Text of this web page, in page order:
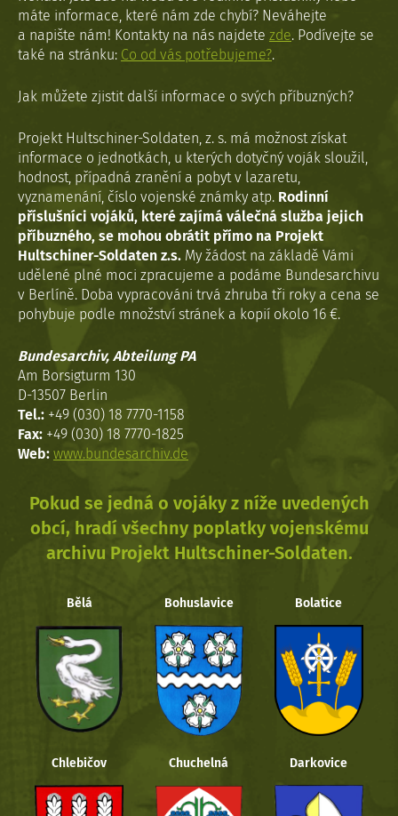
máte informace, které nám zde chybí? Neváhejte
a napište nám! Kontakty na nás najdete zde. Podívejte se
také na stránku: Co od vás potřebujeme?.
Jak můžete zjistit další informace o svých příbuzných?
Projekt Hultschiner-Soldaten, z. s. má možnost získat
informace o jednotkách, u kterých dotyčný voják sloužil,
hodnost, případná zranění a pobyt v lazaretu,
vyznamenání, číslo vojenské známky atp. Rodinní
příslušníci vojáků, které zajímá válečná služba jejich
příbuzného, se mohou obrátit přímo na Projekt
Hultschiner-Soldaten z.s. My žádost na základě Vámi
udělené plné moci zpracujeme a podáme Bundesarchivu
v Berlíně. Doba vypracováni trvá zhruba tři roky a cena se
pohybuje podle množství stránek a kopií okolo 16 €.
Bundesarchiv, Abteilung PA
Am Borsigturm 130
D-13507 Berlin
Tel.: +49 (030) 18 7770-1158
Fax: +49 (030) 18 7770-1825
Web: www.bundesarchiv.de
Pokud se jedná o vojáky z níže uvedených
obcí, hradí všechny poplatky vojenskému
archivu Projekt Hultschiner-Soldaten.
Bělá Bohuslavice Bolatice
Chlebičov Chuchelná Darkovice